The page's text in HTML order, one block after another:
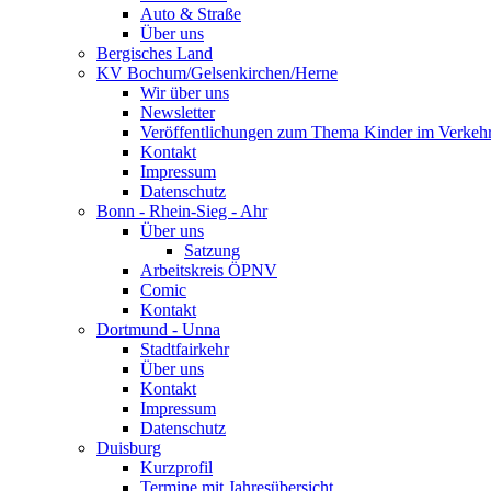
Auto & Straße
Über uns
Bergisches Land
KV Bochum/Gelsenkirchen/Herne
Wir über uns
Newsletter
Veröffentlichungen zum Thema Kinder im
Kontakt
Impressum
Datenschutz
Bonn - Rhein-Sieg - Ahr
Über uns
Satzung
Arbeitskreis ÖPNV
Comic
Kontakt
Dortmund - Unna
Stadtfairkehr
Über uns
Kontakt
Impressum
Datenschutz
Duisburg
Kurzprofil
Termine mit Jahresübersicht